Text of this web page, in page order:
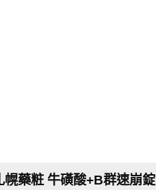
幌藥粧 牛磺酸+B群速崩錠